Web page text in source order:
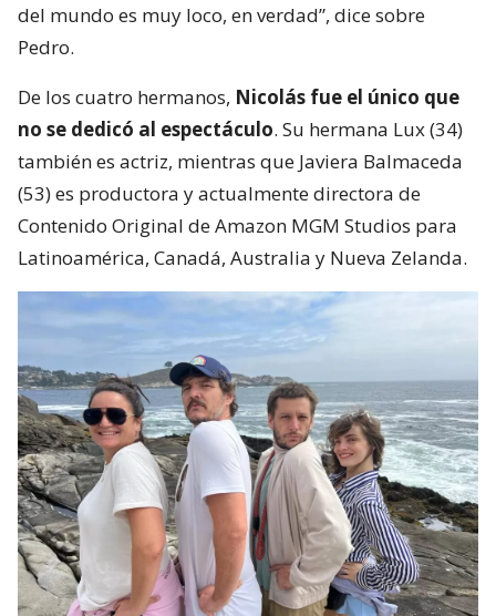
del mundo es muy loco, en verdad”, dice sobre
Pedro.
De los cuatro hermanos, Nicolás fue el único que
no se dedicó al espectáculo. Su hermana Lux (34)
también es actriz, mientras que Javiera Balmaceda
(53) es productora y actualmente directora de
Contenido Original de Amazon MGM Studios para
Latinoamérica, Canadá, Australia y Nueva Zelanda.